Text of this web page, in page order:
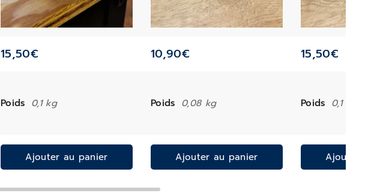
15,50€ 10,90€ 15,50€
Poids 0,1 kg Poids 0,08 kg Poids 0,1 kg
Ajouter au panier Ajouter au panier Ajouter